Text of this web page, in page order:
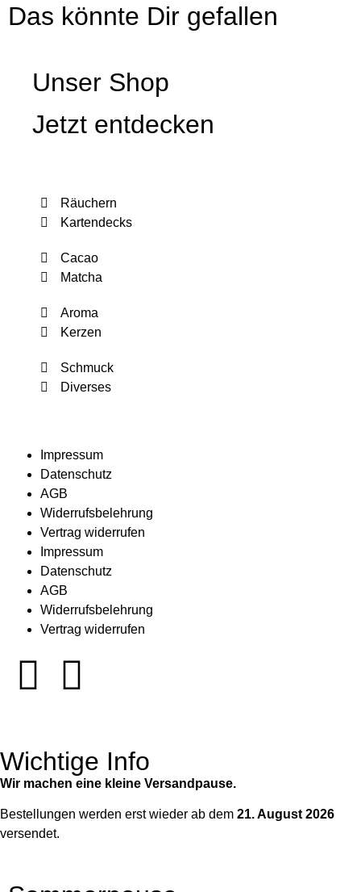
Das könnte Dir gefallen
Unser Shop
Jetzt entdecken
Räuchern
Kartendecks
Cacao
Matcha
Aroma
Kerzen
Schmuck
Diverses
Impressum
Datenschutz
AGB
Widerrufsbelehrung
Vertrag widerrufen
Impressum
Datenschutz
AGB
Widerrufsbelehrung
Vertrag widerrufen
Wichtige Info
Wir machen eine kleine Versandpause.
Bestellungen werden erst wieder ab dem 21. August 2026
versendet.